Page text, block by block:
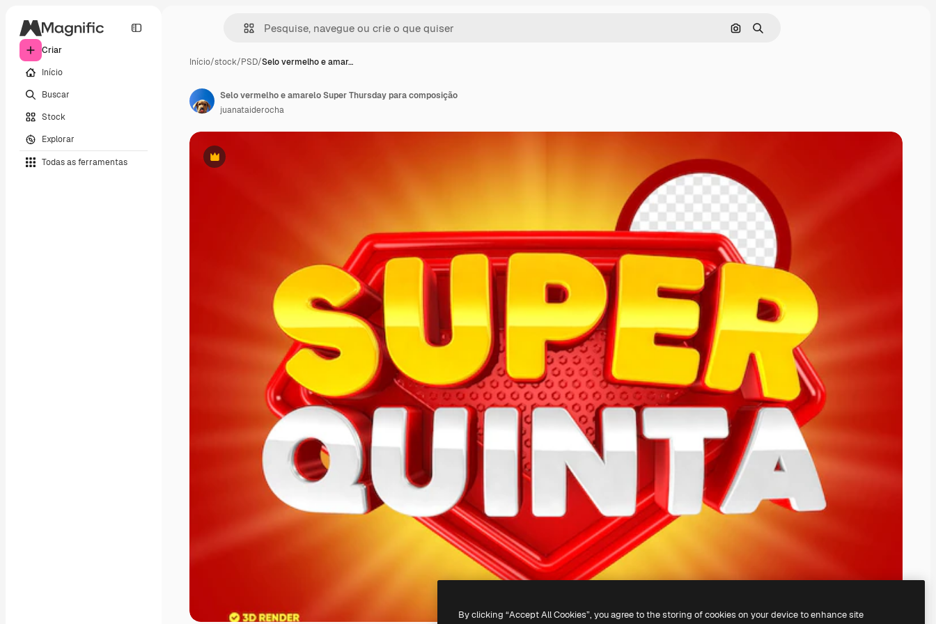
Criar
Início
Buscar
Stock
Explorar
Todas as ferramentas
Pesquisar por imagem
Buscar
Início/stock/PSD/Selo vermelho e amar…
Premium
Selo vermelho e amarelo Super Thursday para composição
juanataiderocha
By clicking “Accept All Cookies”, you agree to the storing of cookies on your device to enhance site